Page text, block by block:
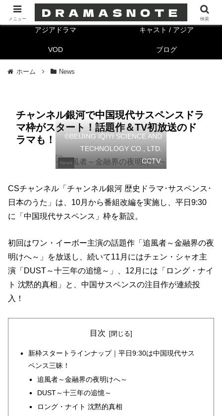
海外ドラマ キャスト/海外
アジアドラマ キャスト / アジア
VOD ブログ
ホーム News
チャンネル銀河で中国現代サスペンスドラ
マ枠がスタート！話題作＆TV初放送のド
ラマも！
News
©BEIJING IQIYI SCIENCE AND
TECHNOLOGY CO., LTD.
CCTV.
CSチャンネル「チャンネル銀河 歴史ドラマ･サスペンス･
日本のうた」は、10月から番組改編を実施し、平日9:30
に「中国現代サスペンス」枠を新設。
初回はワン・イーボー主演の話題作「追風者～金融界の夜
明けへ～」を放送し、続いて11月にはチェン・シャオ主
演「DUST～十三年の追憶～」、12月には「ロング・ナイ
ト 沈黙的真相」と、中国サスペンスの注目作が連続投
入！
目次
新枠スタートラインナップ｜平日9:30は中国現代サス
ペンス三昧！
追風者～金融界の夜明けへ～
DUST～十三年の追憶～
ロング・ナイト 沈黙的真相
メニュー 検索